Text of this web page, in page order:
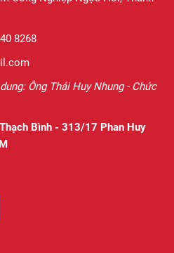
8268
Ông Thái Huy Nhung - Chức
Bình - 313/17 Phan Huy